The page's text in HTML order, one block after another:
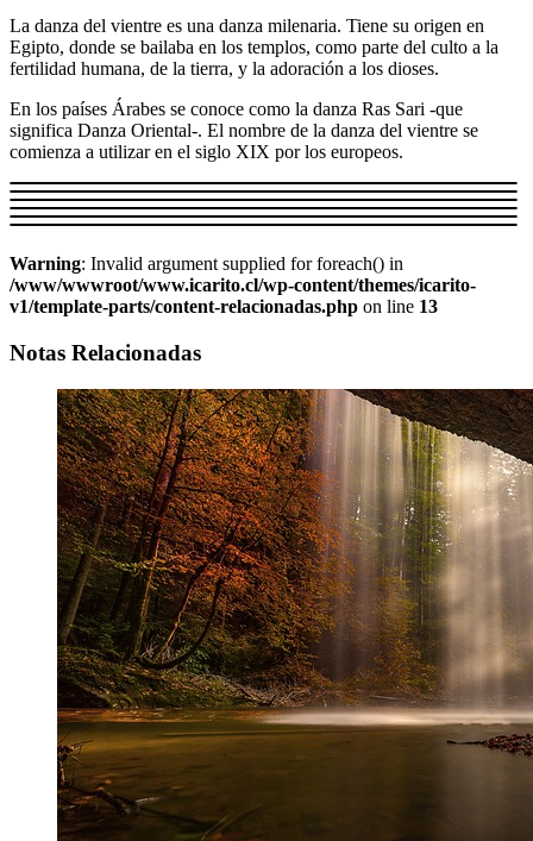
La danza del vientre es una danza milenaria. Tiene su origen en
Egipto, donde se bailaba en los templos, como parte del culto a la
fertilidad humana, de la tierra, y la adoración a los dioses.
En los países Árabes se conoce como la danza Ras Sari -que
significa Danza Oriental-. El nombre de la danza del vientre se
comienza a utilizar en el siglo XIX por los europeos.
Warning: Invalid argument supplied for foreach() in
/www/wwwroot/www.icarito.cl/wp-content/themes/icarito-
v1/template-parts/content-relacionadas.php on line 13
Notas Relacionadas